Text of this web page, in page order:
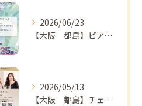
2026/06/23
【大阪 都島】ピアノ教室ならNAOMIミュージックスクール ピアノ講師 佐々木唯先生のコンサートのご案内🎵
2026/05/13
【大阪 都島】チェロ教室 NAOMIミュージックスクール❣️チェリスト中島紗理先生のコンサートのご案内🎵